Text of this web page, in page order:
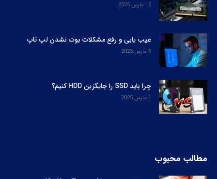
16 مارس 2025
عیب یابی و رفع مشکلات بوت نشدن لپ‌ تاپ
9 مارس 2025
چرا باید SSD را جایگزین HDD کنیم؟
1 مارس 2025
مطالب محبوب